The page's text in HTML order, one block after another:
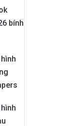
bính